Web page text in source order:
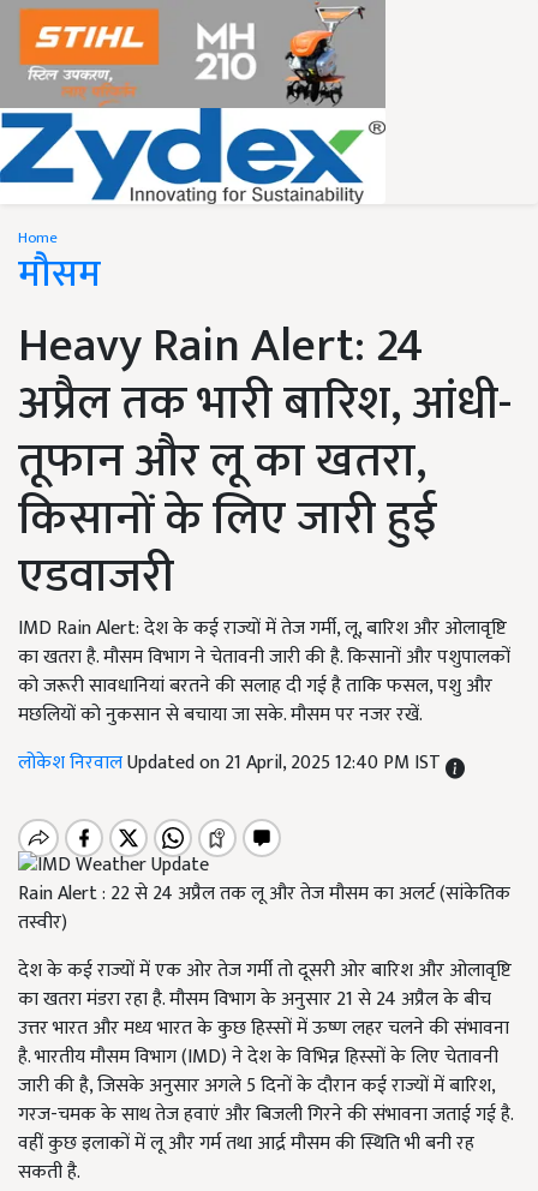
Home
मौसम
Heavy Rain Alert: 24
अप्रैल तक भारी बारिश, आंधी-
तूफान और लू का खतरा,
किसानों के लिए जारी हुई
एडवाजरी
IMD Rain Alert: देश के कई राज्यों में तेज गर्मी, लू, बारिश और ओलावृष्टि
का खतरा है. मौसम विभाग ने चेतावनी जारी की है. किसानों और पशुपालकों
को जरूरी सावधानियां बरतने की सलाह दी गई है ताकि फसल, पशु और
मछलियों को नुकसान से बचाया जा सके. मौसम पर नजर रखें.
लोकेश निरवालUpdated on 21 April, 2025 12:40 PM IST
Rain Alert : 22 से 24 अप्रैल तक लू और तेज मौसम का अलर्ट (सांकेतिक
तस्वीर)
देश के कई राज्यों में एक ओर तेज गर्मी तो दूसरी ओर बारिश और ओलावृष्टि
का खतरा मंडरा रहा है. मौसम विभाग के अनुसार 21 से 24 अप्रैल के बीच
उत्तर भारत और मध्य भारत के कुछ हिस्सों में ऊष्ण लहर चलने की संभावना
है. भारतीय मौसम विभाग (IMD) ने देश के विभिन्न हिस्सों के लिए चेतावनी
जारी की है, जिसके अनुसार अगले 5 दिनों के दौरान कई राज्यों में बारिश,
गरज-चमक के साथ तेज हवाएं और बिजली गिरने की संभावना जताई गई है.
वहीं कुछ इलाकों में लू और गर्म तथा आर्द्र मौसम की स्थिति भी बनी रह
सकती है.